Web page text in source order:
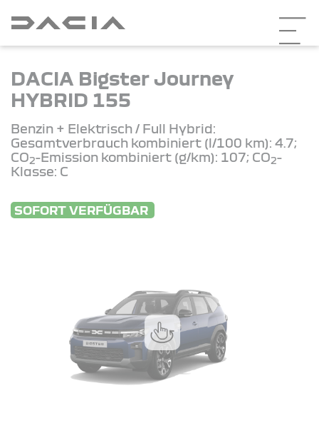
DACIA Bigster Journey
HYBRID 155
Benzin + Elektrisch / Full Hybrid:
Gesamtverbrauch kombiniert (l/100 km): 4.7;
CO2-Emission kombiniert (g/km): 107; CO2-
Klasse: C
SOFORT VERFÜGBAR